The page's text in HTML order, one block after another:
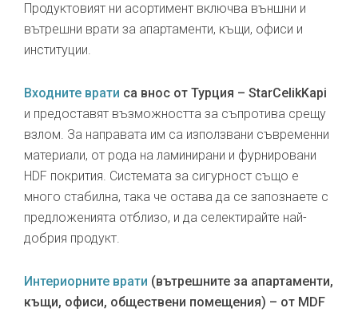
Продуктовият ни асортимент включва външни и
вътрешни врати за апартаменти, къщи, офиси и
институции.
Входните врати са внос от Турция – StarCelikKapi
и предоставят възможността за съпротива срещу
взлом. За направата им са използвани съвременни
материали, от рода на ламинирани и фурнировани
HDF покрития. Системата за сигурност също е
много стабилна, така че остава да се запознаете с
предложенията отблизо, и да селектирайте най-
добрия продукт.
Интериорните врати (вътрешните за апартаменти,
къщи, офиси, обществени помещения) – от MDF